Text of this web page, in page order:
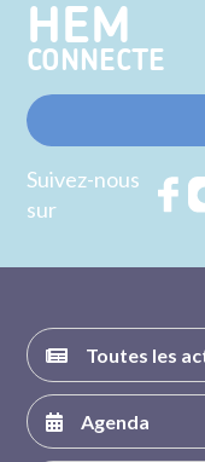
HEM
CONNECTE
Suivez-nous
sur
Toutes les
Agenda